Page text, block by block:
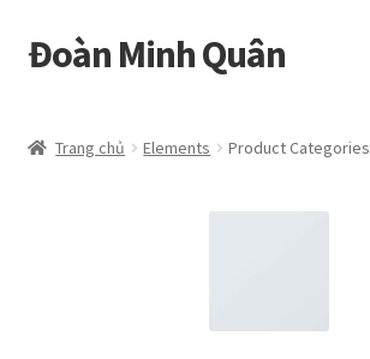
Đi
đến
hướng
Chuyển
đến
dung
Đoàn Minh Quân
Trang chủ Elements Product Categories